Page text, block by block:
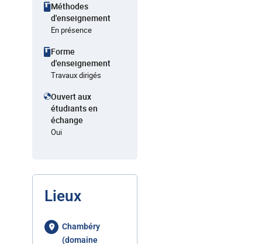
Méthodes
d'enseignement
En présence
Forme
d'enseignement
Travaux dirigés
Ouvert aux
étudiants en
échange
Oui
Lieux
Chambéry
(domaine